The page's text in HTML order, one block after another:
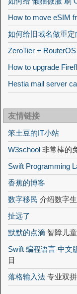
How to move eSIM
如何给旧域名做重定
ZeroTier +
How to upgrade
Hestia mail server
友情链接
笨土豆的IT小站
W3school 非常棒的
Swift Programming
香蕉的博客
数字移民 介绍数字
扯远了
默默的点滴 智障儿
Swift 编程语言 中文
目
落格输入法 专业双拼